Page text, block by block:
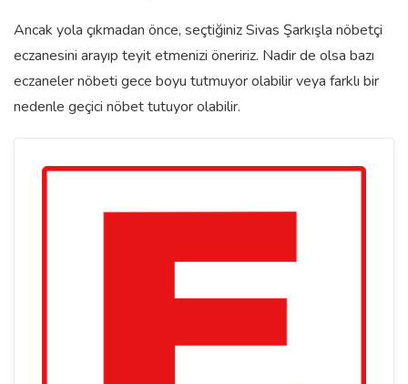
Ancak yola çıkmadan önce, seçtiğiniz Sivas Şarkışla nöbetçi
eczanesini arayıp teyit etmenizi öneririz. Nadir de olsa bazı
eczaneler nöbeti gece boyu tutmuyor olabilir veya farklı bir
nedenle geçici nöbet tutuyor olabilir.